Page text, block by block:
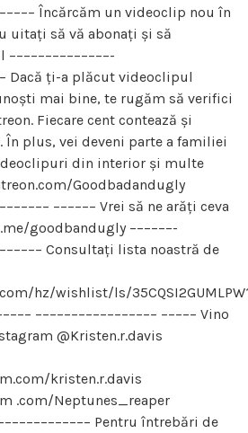
Încărcăm un videoclip nou în
uitați să vă abonați și să
Dacă ți-a plăcut videoclipul
mai bine, te rugăm să verifici
Fiecare cent contează și
În plus, vei deveni parte a familiei
din interior și multe
Goodbadandugly
–––––– Vrei să ne arăți ceva
goodbandugly ––––––-
Consultați lista noastră de
hz/wishlist/ls/
––––––––––––––––– ––––– Vino
@Kristen.r.davis
kristen.r.davis
.com/Neptunes_reaper
Pentru întrebări de